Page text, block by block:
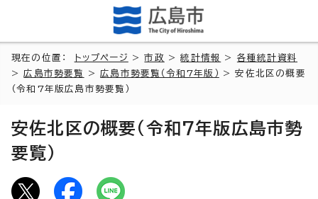
現在の位置： トップページ >市政 >統計情報 > 各種統計資料
>広島市勢要覧 >広島市勢要覧（令和7年版）
> 安佐北区の概要
（令和7年版広島市勢要覧）
安佐北区の概要（令和7年版広島市勢
要覧）